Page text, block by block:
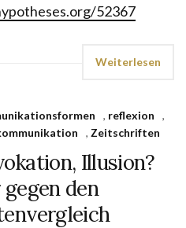
52367
Weiterlesen
, reflexion
,
, Zeitschriften
Illusion?
den